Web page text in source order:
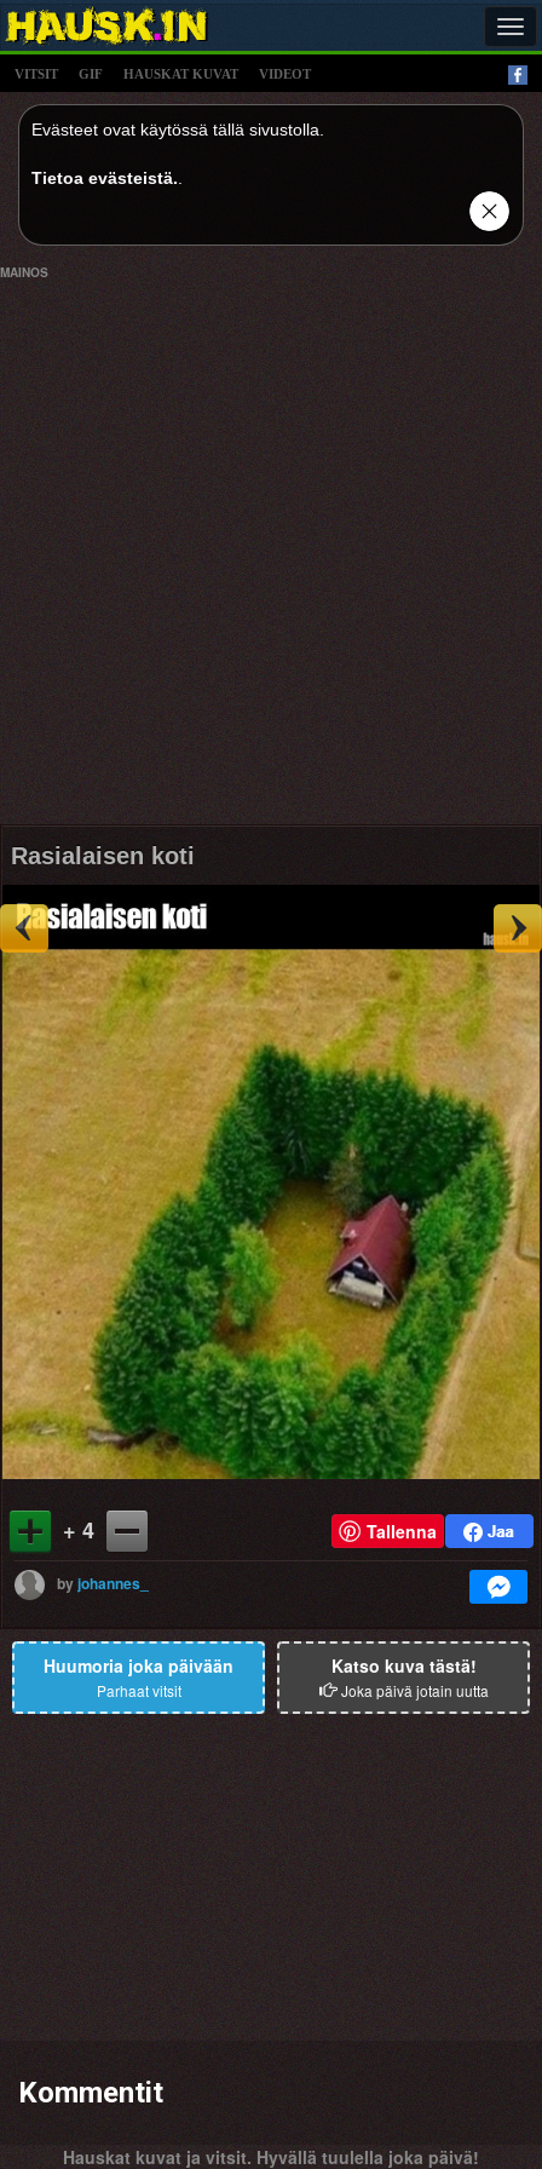
VITSIT GIF HAUSKAT KUVAT VIDEOT
Evästeet ovat käytössä tällä sivustolla.
Tietoa evästeistä.
MAINOS
Rasialaisen koti
+ 4 Tallenna
byjohannes_
Huumoria joka päivään
Parhaat vitsit
Katso kuva tästä!
Joka päivä jotain uutta
Kommentit
Hauskat kuvat ja vitsit. Hyvällä tuulella joka päivä!